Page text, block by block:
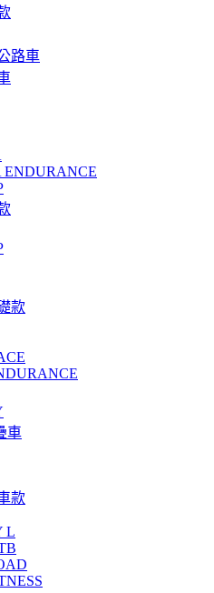
路車
ENDURANCE
款
車
款
L